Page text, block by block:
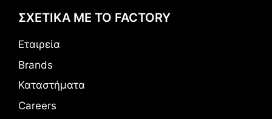
ΣΧΕΤΙΚΑ ΜΕ ΤΟ FACTORY
Εταιρεία
Brands
Καταστήματα
Careers